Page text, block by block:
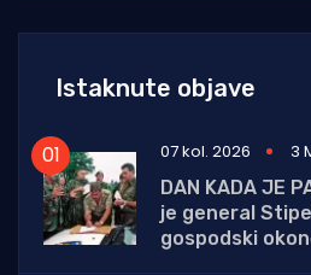
Istaknute objave
07 kol. 2026
3
DAN KADA JE
je general
gospodski